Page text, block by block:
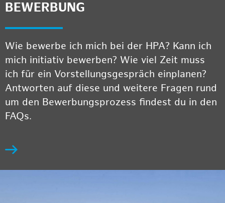
BEWERBUNG
Wie bewerbe ich mich bei der HPA? Kann ich
mich initiativ bewerben? Wie viel Zeit muss
ich für ein Vorstellungsgespräch einplanen?
Antworten auf diese und weitere Fragen rund
um den Bewerbungsprozess findest du in den
FAQs.